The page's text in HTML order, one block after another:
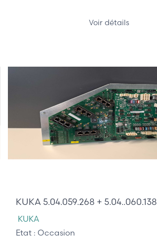
Voir détails
KUKA 5.04.059.268 + 5.04..060.138
KUKA
Etat : Occasion